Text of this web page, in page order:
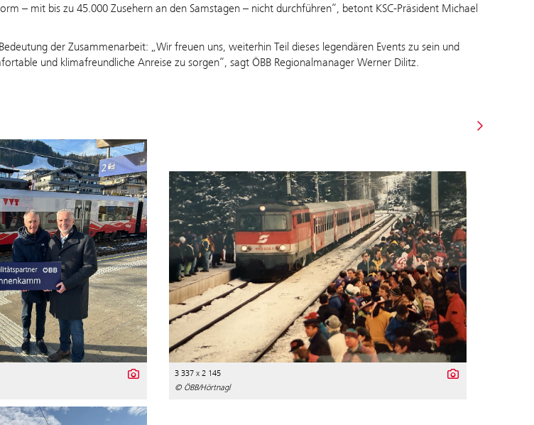
– mit bis zu 45.000 Zusehern an den Samstagen – nicht durchführen“, betont KSC-Präsident Michael
der Zusammenarbeit: „Wir freuen uns, weiterhin Teil dieses legendären Events zu sein und
und klimafreundliche Anreise zu sorgen“, sagt ÖBB Regionalmanager Werner Dilitz.
3 337 x 2 145
© ÖBB/Hörtnagl